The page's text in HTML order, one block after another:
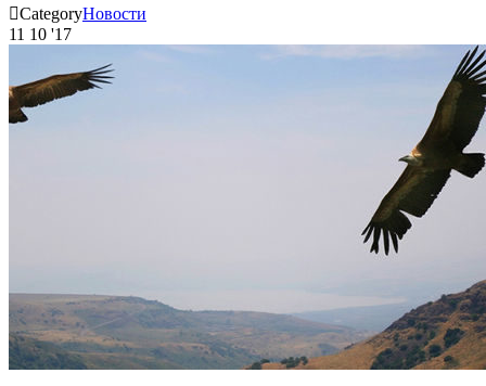
CategoryНовости
11 10 '17